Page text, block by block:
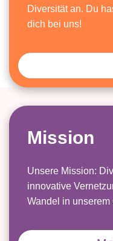
Diversität an. Du
dich bei uns!
Mission
Unsere Mission:
innovative
Wandel in